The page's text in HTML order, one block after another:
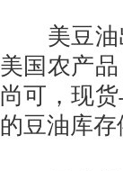
美豆油出
美国农产
尚可，现
的豆油库